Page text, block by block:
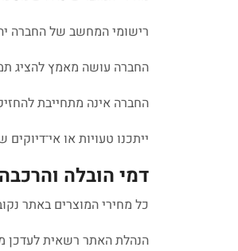
רישומי המחשב של החברה
החברה עושה מאמץ להציג
החברה אינה מתחייבת
ייתכנו טעויות או
דמי הובלה והרכבה
כל מחירי המוצרים באתר
הנהלת האתר רשאית לעדכן